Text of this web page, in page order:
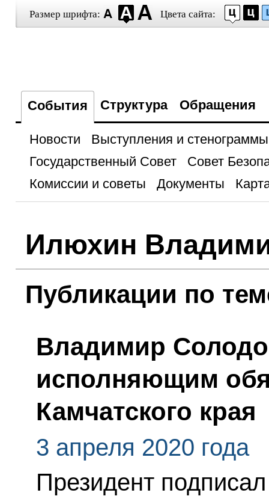
Размер шрифта: Цвета сайта:
События Структура Обращения
Новости
Выступления и стенограммы
Государственный Совет
Совет
Комиссии и советы
Документы
Илюхин
Публикации по
Владимир
исполняющим
Камчатского края
3 апреля 2020 года
Президент